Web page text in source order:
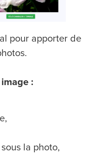
pour apporter de
:
la photo,